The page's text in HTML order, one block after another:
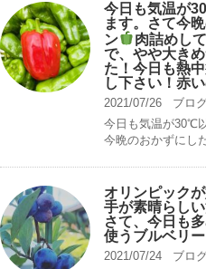
今日も気温が
ます。さて今
ン
肉詰めし
で、やや大き
た！今日も熱
し下さい！赤
2021/07/26
ブロ
今日も気温が30℃
今晩のおかずにし
オリンピック
手が素晴らし
さて、今日も
使うブルベリ
2021/07/24
ブロ